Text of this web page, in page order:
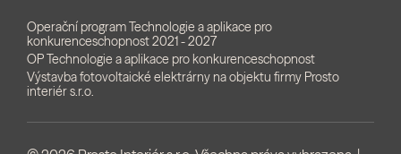
Operační program Technologie a aplikace pro
konkurenceschopnost 2021 - 2027
OP Technologie a aplikace pro konkurenceschopnost
Výstavba fotovoltaické elektrárny na objektu firmy Prosto
interiér s.r.o.